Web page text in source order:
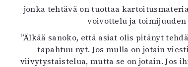
jonka tehtävä on tuottaa
voivottelu ja
”Älkää sanoko, että asiat olis pitänyt
tapahtuu nyt. Jos mulla on jotain
viivytystaistelua, mutta se on jotain. Jos